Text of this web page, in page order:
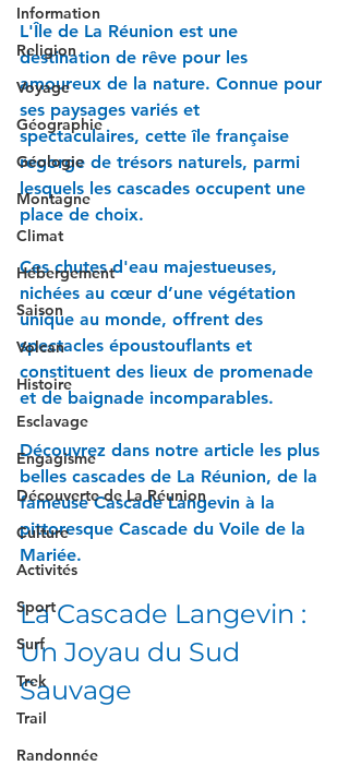
Information
Religion
Voyage
Géographie
Géologie
Montagne
Climat
Hébergement
Saison
Volcan
Histoire
Esclavage
Engagisme
Découverte de La Réunion
Culture
Activités
Sport
Surf
Trek
Trail
Randonnée
L'Île de La Réunion est une
destination de rêve pour les
amoureux de la nature. Connue pour
ses paysages variés et
spectaculaires, cette île française
regorge de trésors naturels, parmi
lesquels les cascades occupent une
place de choix.
Ces chutes d'eau majestueuses,
nichées au cœur d’une végétation
unique au monde, offrent des
spectacles époustouflants et
constituent des lieux de promenade
et de baignade incomparables.
Découvrez dans notre article les plus
belles cascades de La Réunion, de la
fameuse Cascade Langevin à la
pittoresque Cascade du Voile de la
Mariée.
La Cascade Langevin :
Un Joyau du Sud
Sauvage